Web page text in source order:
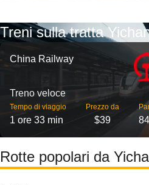
Treni sulla tratta
China Railway
Treno veloce
Tempo di viaggio
1 ore 33 min
Prezzo da
$39 84
Rotte popolari da